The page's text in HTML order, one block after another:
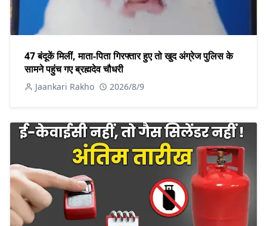
47 बंदूकें मिलीं, माता-पिता गिरफ्तार हुए तो खुद अंग्रेज पुलिस के
सामने पहुंच गए ब्रह्मदेव चौधरी
Jaankari Rakho 2026/8/9